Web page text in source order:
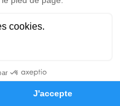
Hommages
Je rends hommage
(La Bocca)